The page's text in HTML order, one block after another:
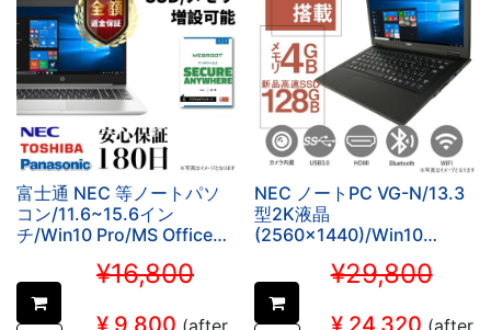
富士通 NEC 等ノートパソ
コン/11.6~15.6イン
チ/Win10 Pro/MS Office
Celeron搭載/ウイルスソフ
ト付属/WIFI/Bluetooth/メ
モリ4GB/SSD128GB
¥16,800
¥ 9,800 (after
NEC ノートPC VG-N/13.3
型2K液晶
(2560×1440)/Win10
2019/Core i5-5200U/WEB
カメ
ラ/WIFI/Bluetooth/HDMI/
¥29,800
¥ 24,320 (after